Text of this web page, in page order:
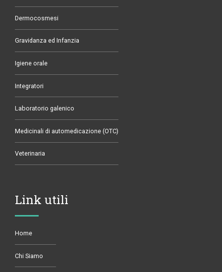
Dermocosmesi
Gravidanza ed Infanzia
Igiene orale
Integratori
Laboratorio galenico
Medicinali di automedicazione (OTC)
Veterinaria
Link utili
Home
Chi Siamo